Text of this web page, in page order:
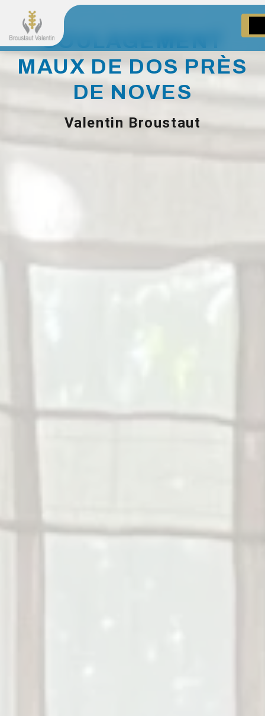
SOULAGEMENT
MAUX DE DOS PRÈS
DE NOVES
Valentin Broustaut
Panneau de gestion des cookies